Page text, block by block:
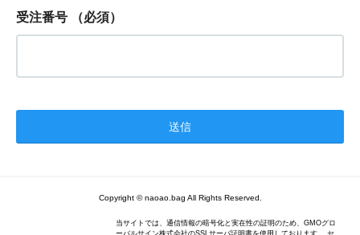
受注番号 （必須）
Copyright © naoao.bag All Rights Reserved.
当サイトでは、通信情報の暗号化と実在性の証明のため、GMOグロ
ーバルサイン株式会社のSSLサーバ証明書を使用しております。 セ